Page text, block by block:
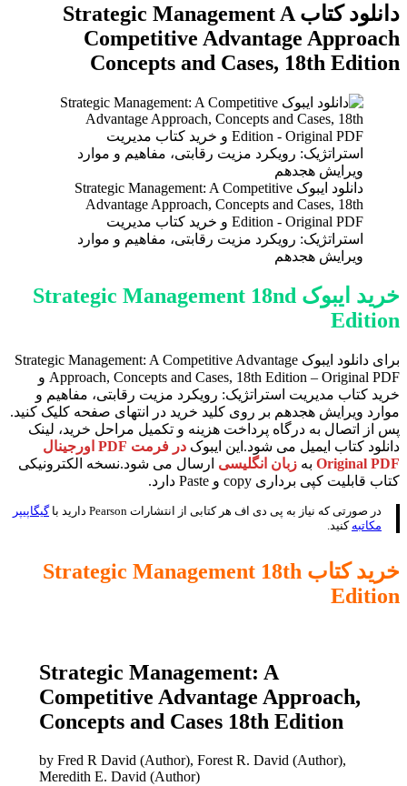
دانلود کتاب Strategic Management A
Competitive Advantage Approach
Concepts and Cases, 18th Edition
دانلود ایبوک Strategic Management: A Competitive
Advantage Approach, Concepts and Cases, 18th
Edition - Original PDF و خرید کتاب مدیریت
استراتژیک: رویکرد مزیت رقابتی، مفاهیم و موارد
ویرایش هجدهم
خرید ایبوک Strategic Management 18nd
Edition
برای دانلود ایبوک Strategic Management: A Competitive Advantage
Approach, Concepts and Cases, 18th Edition – Original PDF و
خرید کتاب مدیریت استراتژیک: رویکرد مزیت رقابتی، مفاهیم و
موارد ویرایش هجدهم بر روی کلید خرید در انتهای صفحه کلیک کنید.
پس از اتصال به درگاه پرداخت هزینه و تکمیل مراحل خرید، لینک
دانلود کتاب ایمیل می شود.این ایبوک
در فرمت PDF اورجینال
Original PDF به زبان انگلیسی ارسال می شود.نسخه الکترونیکی
کتاب قابلیت کپی برداری copy و Paste دارد.
در صورتی که نیاز به پی دی اف هر کتابی از انتشارات Pearson دارید با
گیگاپیپر
مکاتبه کنید.
خرید کتاب Strategic Management 18th
Edition
Strategic Management: A
Competitive Advantage Approach,
Concepts and Cases 18th Edition
by Fred R David (Author), Forest R. David (Author),
Meredith E. David (Author)